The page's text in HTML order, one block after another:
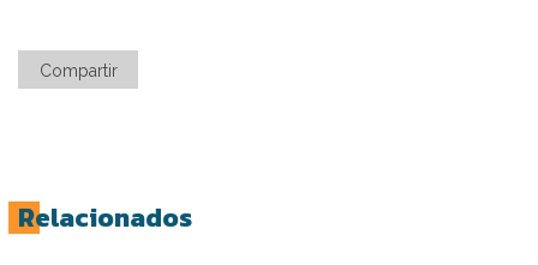
Compartir
Relacionados